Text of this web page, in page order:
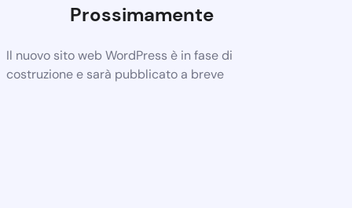
Prossimamente
Il nuovo sito web WordPress è in fase di
costruzione e sarà pubblicato a breve